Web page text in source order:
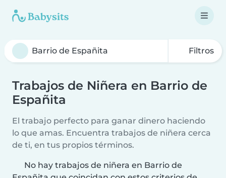
Filtros
Trabajos de Niñera en Barrio de
Españita
El trabajo perfecto para ganar dinero haciendo
lo que amas. Encuentra trabajos de niñera cerca
de ti, en tus propios términos.
No hay trabajos de niñera en Barrio de